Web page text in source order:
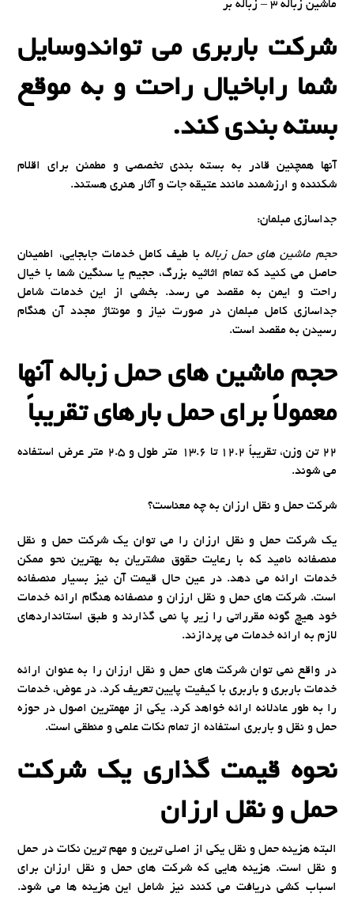
ماشین زباله 3 – زباله بر
شرکت باربری می تواندوسایل
شما راباخیال راحت و به موقع
بسته بندی کند.
آنها همچنین قادر به بسته بندی تخصصی و مطمئن برای اقلام
شکننده و ارزشمند مانند عتیقه جات و آثار هنری هستند.
جداسازی مبلمان:
حجم ماشین های حمل زبالهبا طیف کامل خدمات جابجایی، اطمینان
حاصل می کنید که تمام اثاثیه بزرگ، حجیم یا سنگین شما با خیال
راحت و ایمن به مقصد می رسد. بخشی از این خدمات شامل
جداسازی کامل مبلمان در صورت نیاز و مونتاژ مجدد آن هنگام
رسیدن به مقصد است.
حجم ماشین های حمل زباله آنها
معمولاً برای حمل بارهای تقریباً
22 تن وزن، تقریباً 12.2 تا 13.6 متر طول و 2.5 متر عرض استفاده
می شوند.
شرکت حمل و نقل ارزان به چه معناست؟
یک شرکت حمل و نقل ارزان را می توان یک شرکت حمل و نقل
منصفانه نامید که با رعایت حقوق مشتریان به بهترین نحو ممکن
خدمات ارائه می دهد. در عین حال قیمت آن نیز بسیار منصفانه
است. شرکت های حمل و نقل ارزان و منصفانه هنگام ارائه خدمات
خود هیچ گونه مقرراتی را زیر پا نمی گذارند و طبق استانداردهای
لازم به ارائه خدمات می پردازند.
در واقع نمی توان شرکت های حمل و نقل ارزان را به عنوان ارائه
خدمات باربری و باربری با کیفیت پایین تعریف کرد. در عوض، خدمات
را به طور عادلانه ارائه خواهد کرد. یکی از مهمترین اصول در حوزه
حمل و نقل و باربری استفاده از تمام نکات علمی و منطقی است.
نحوه قیمت گذاری یک شرکت
حمل و نقل ارزان
البته هزینه حمل و نقل یکی از اصلی ترین و مهم ترین نکات در حمل
و نقل است. هزینه هایی که شرکت های حمل و نقل ارزان برای
اسباب کشی دریافت می کنند نیز شامل این هزینه ها می شود.